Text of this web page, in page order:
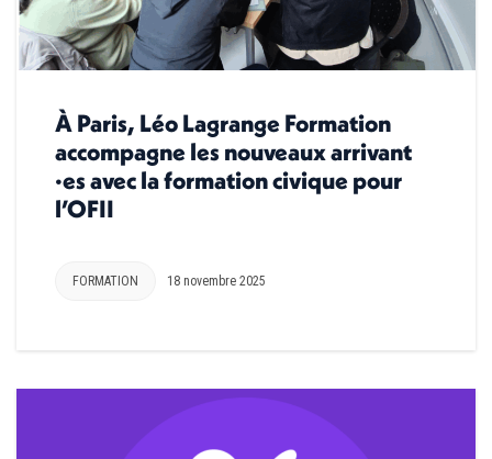
À Paris, Léo Lagrange Formation
accompagne les nouveaux arrivant
·es avec la formation civique pour
l’OFII
FORMATION 18 novembre 2025